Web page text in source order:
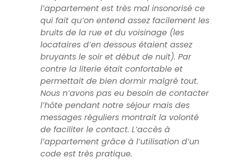
l’appartement est très mal insonorisé ce
qui fait qu’on entend assez facilement les
bruits de la rue et du voisinage (les
locataires d’en dessous étaient assez
bruyants le soir et début de nuit). Par
contre la literie était confortable et
permettait de bien dormir malgré tout.
Nous n’avons pas eu besoin de contacter
l’hôte pendant notre séjour mais des
messages réguliers montrait la volonté
de faciliter le contact. L’accès à
l’appartement grâce à l’utilisation d’un
code est très pratique.